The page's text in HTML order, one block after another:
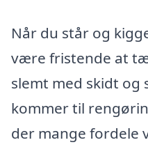
Når du står og
være fristende at
slemt med skidt og
kommer til
der mange fordele